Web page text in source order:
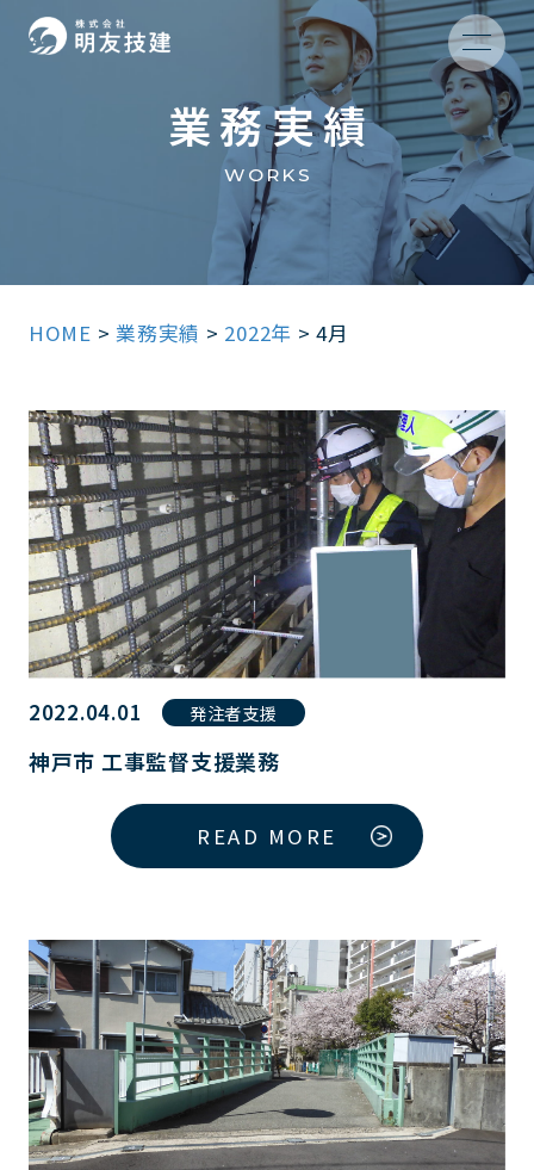
業務実績
WORKS
HOME >業務実績 > 2022年 >4月
2022.04.01 発注者支援
神戸市 工事監督支援業務
READ MORE